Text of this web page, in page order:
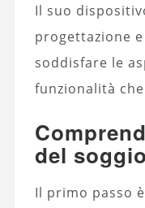
Il suo
progettazione
soddisfare le
funzionalità
del
Il primo passo